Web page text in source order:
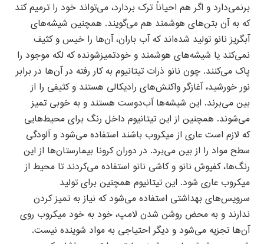
برنمی‌دارد و اگر هم احیاناً ترک بردارد، می‌تواند خود را ترمیم کند
که به آن بتن‌های هوشمند هم می‌گویند. همچنین شیشه‌های
آبگریز نانو تولید شده‌اند که آب باران، آن‌ها را خیس و کثیف
نمی‌کند یا شیشه‌های هوشمند و خودتمیزشونده که لکه موجود را
پاک می‌کنند. چون نانو ذرات تیتانیوم به کار رفته در آن‌ها در برابر
نور خورشید، آغازگر واکنش‌های رادیکالی هستند و کثیفی را از
بین می‌برند. این شیشه‌ها آب‌دوست هستند و به خوبی تمیز
می‌شوند. همچنین از این تیتانیوم داخل رنگ برای محیط‌هایی
که لازم است عاری از میکروب باشند استفاده می‌شود و آلودگی
سطح مواد را از بین می‌برد. در دوران کرونا بیمارستان‌ها از این
رنگ‌ها، کفپوش نانو و کاشی نانو استفاده می‌کردند تا محیط از
میکروب عاری شود. این تیتانیوم همچنین برای تولید
سرویس‌های بهداشتی استفاده می‌شود که نیاز به تمیز کردن
ندارند و به محض روشن شدن لامپ، خود به خود میکروب روی
آن‌ها تجزیه می‌شود و دیگر احتیاجی به مواد شوینده نیست.